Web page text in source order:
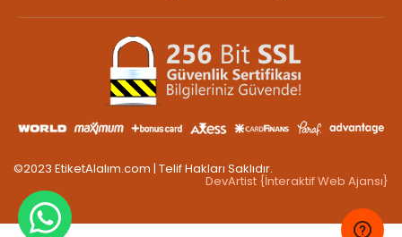
©2023 EtiketAlalım.com | Telif Hakları Saklıdır.
DevArtist {İnteraktif Web Ajansı}